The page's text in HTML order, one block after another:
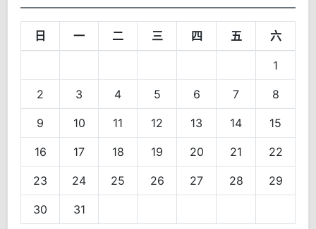
日 一 二 三 四 五 六
1
2 3 4 5 6 7 8
9 10 11 12 13 14 15
16 17 18 19 20 21 22
23 24 25 26 27 28 29
30 31